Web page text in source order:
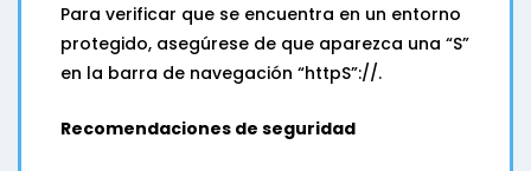
Para verificar que se encuentra en un entorno
protegido, asegúrese de que aparezca una “S”
en la barra de navegación “httpS”://.
Recomendaciones de seguridad